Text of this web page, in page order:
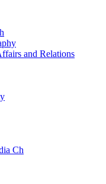
and Relations
Ch